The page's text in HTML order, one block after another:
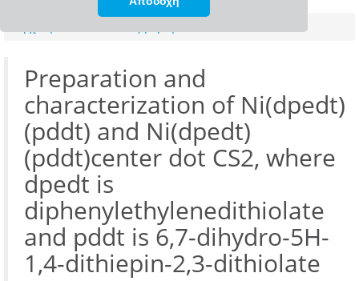
Preparation and
characterization of Ni(dpedt)
(pddt) and Ni(dpedt)
(pddt)center dot CS2, where
dpedt is
diphenylethylenedithiolate
and pddt is 6,7-dihydro-5H-
1,4-dithiepin-2,3-dithiolate